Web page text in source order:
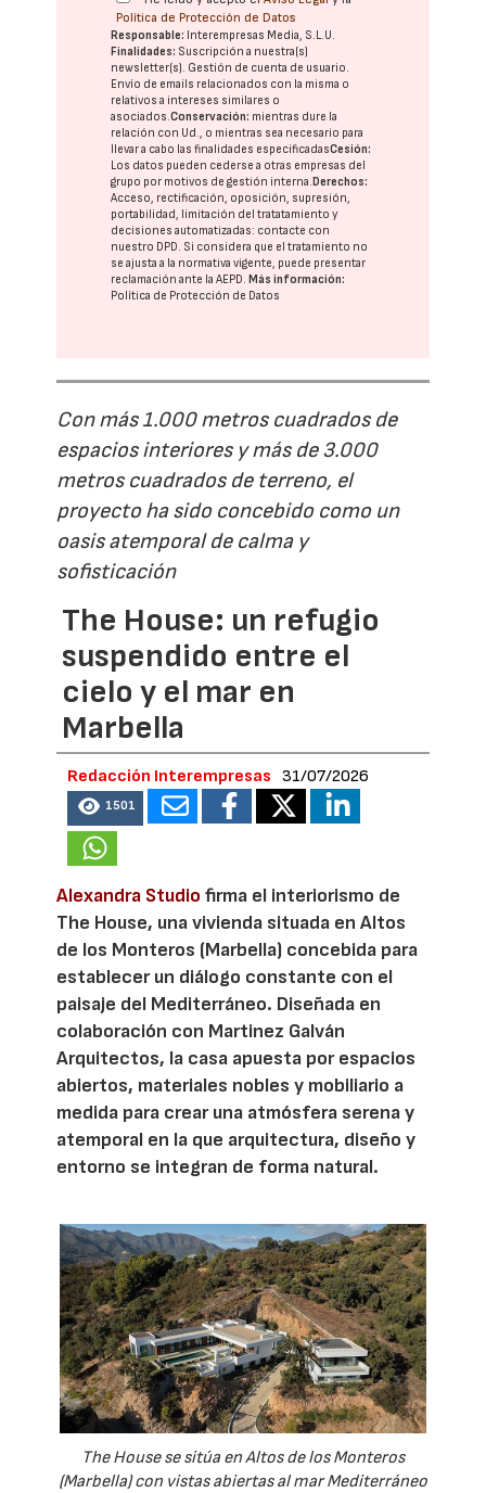
Política de Protección de Datos
Responsable: Interempresas Media, S.L.U.
Finalidades: Suscripción a nuestra(s)
newsletter(s). Gestión de cuenta de usuario.
Envío de emails relacionados con la misma o
relativos a intereses similares o
asociados.Conservación: mientras dure la
relación con Ud., o mientras sea necesario para
llevar a cabo las finalidades especificadasCesión:
Los datos pueden cederse a otras empresas del
grupo por motivos de gestión interna. Derechos:
Acceso, rectificación, oposición, supresión,
portabilidad, limitación del tratatamiento y
decisiones automatizadas: contacte con
nuestro DPD. Si considera que el tratamiento no
se ajusta a la normativa vigente, puede presentar
reclamación ante laAEPD. Más información:
Política de Protección de Datos
Con más 1.000 metros cuadrados de
espacios interiores y más de 3.000
metros cuadrados de terreno, el
proyecto ha sido concebido como un
oasis atemporal de calma y
sofisticación
The House: un refugio
suspendido entre el
cielo y el mar en
Marbella
Redacción Interempresas 31/07/2026
1501
Alexandra Studio firma el interiorismo de
The House, una vivienda situada en Altos
de los Monteros (Marbella) concebida para
establecer un diálogo constante con el
paisaje del Mediterráneo. Diseñada en
colaboración con Martinez Galván
Arquitectos, la casa apuesta por espacios
abiertos, materiales nobles y mobiliario a
medida para crear una atmósfera serena y
atemporal en la que arquitectura, diseño y
entorno se integran de forma natural.
The House se sitúa en Altos de los Monteros
(Marbella) con vistas abiertas al mar Mediterráneo